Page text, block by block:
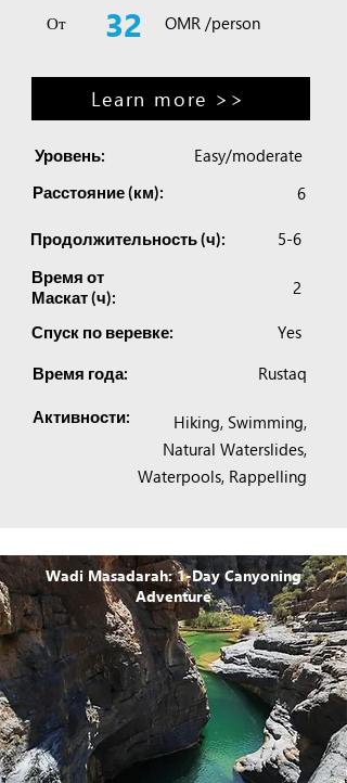
От 32 OMR /person
Learn more >>
Уровень: Easy/moderate
Расстояние (км): 6
Продолжительность (ч): 5-6
Время от
Маскат (ч):
Спуск по веревке:
2
Yes
Время года: Rustaq
Активности:
Hiking, Swimming,
Natural Waterslides,
Waterpools, Rappelling
Wadi Masadarah: 1-Day Canyoning
Adventure